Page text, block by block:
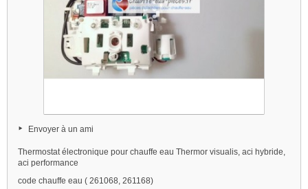
Envoyer à un ami
Thermostat électronique pour chauffe eau Thermor visualis, aci hybride,
aci performance
code chauffe eau ( 261068, 261168)